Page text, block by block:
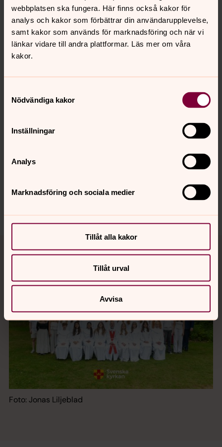
webbplatsen ska fungera. Här finns också kakor för
analys och kakor som förbättrar din användarupplevelse,
samt kakor som används för marknadsföring och när vi
länkar vidare till andra plattformar. Läs mer om våra
kakor.
Nödvändiga kakor
Inställningar
Analys
Marknadsföring och sociala medier
Tillåt alla kakor
Tillåt urval
Avvisa
Jonas Liljeblad
Svenska kyrkan Alingsås
E-post:jonas.liljeblad@svenskakyrkan.se
Foto: Jonas Liljeblad